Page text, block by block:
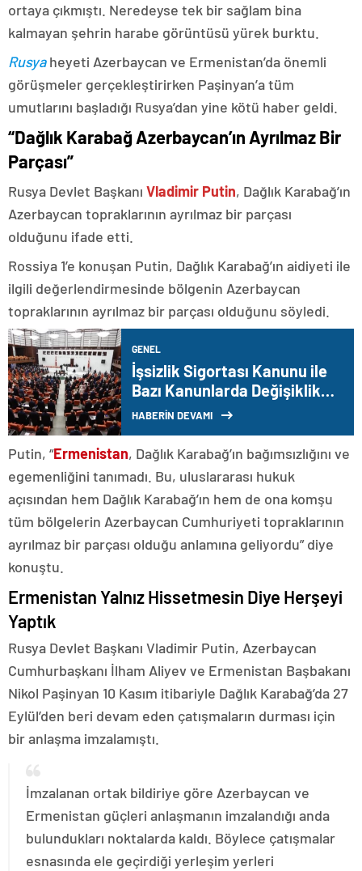
ortaya çıkmıştı. Neredeyse tek bir sağlam bina
kalmayan şehrin harabe görüntüsü yürek burktu.
Rusyaheyeti Azerbaycan ve Ermenistan’da önemli
görüşmeler gerçekleştirirken Paşinyan’a tüm
umutlarını başladığı Rusya’dan yine kötü haber geldi.
“Dağlık Karabağ Azerbaycan’ın Ayrılmaz Bir
Parçası”
Rusya Devlet Başkanı Vladimir Putin, Dağlık Karabağ’ın
Azerbaycan topraklarının ayrılmaz bir parçası
olduğunu ifade etti.
Rossiya 1’e konuşan Putin, Dağlık Karabağ’ın aidiyeti ile
ilgili değerlendirmesinde bölgenin Azerbaycan
topraklarının ayrılmaz bir parçası olduğunu söyledi.
GENEL
İşsizlik Sigortası Kanunu ile
Bazı Kanunlarda Değişiklik
Yapılmasına Dair Kanun
HABERİN DEVAMI
Putin, “Ermenistan, Dağlık Karabağ’ın bağımsızlığını ve
egemenliğini tanımadı. Bu, uluslararası hukuk
açısından hem Dağlık Karabağ’ın hem de ona komşu
tüm bölgelerin Azerbaycan Cumhuriyeti topraklarının
ayrılmaz bir parçası olduğu anlamına geliyordu” diye
konuştu.
Ermenistan Yalnız Hissetmesin Diye Herşeyi
Yaptık
Rusya Devlet Başkanı Vladimir Putin, Azerbaycan
Cumhurbaşkanı İlham Aliyev ve Ermenistan Başbakanı
Nikol Paşinyan 10 Kasım itibariyle Dağlık Karabağ’da 27
Eylül’den beri devam eden çatışmaların durması için
bir anlaşma imzalamıştı.
İmzalanan ortak bildiriye göre Azerbaycan ve
Ermenistan güçleri anlaşmanın imzalandığı anda
bulundukları noktalarda kaldı. Böylece çatışmalar
esnasında ele geçirdiği yerleşim yerleri